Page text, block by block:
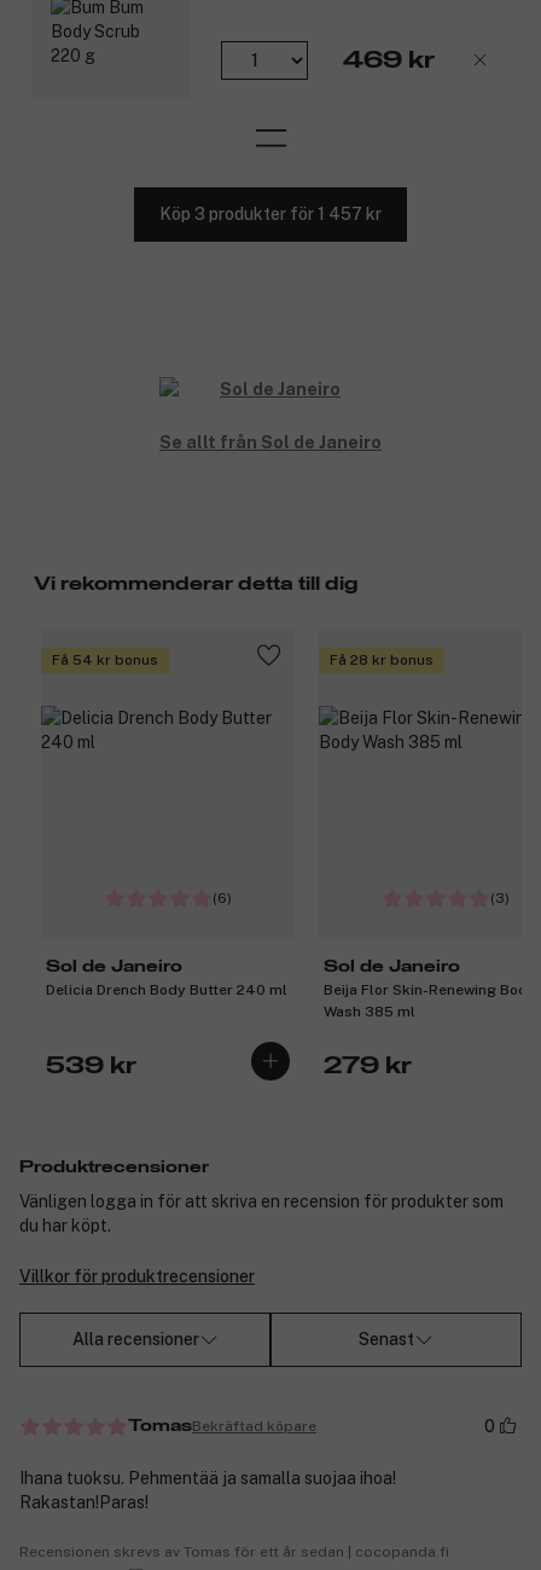
469 kr
Köp 3 produkter för 1 457 kr
Se allt från Sol de Janeiro
Vi rekommenderar detta till dig
Få 54 kr bonus
(6)
Sol de Janeiro
Delicia Drench Body Butter 240 ml
539 kr
Få 28 kr bonus
(3)
Sol de Janeiro
Beija Flor Skin-Renewing Body
Wash 385 ml
279 kr
Produktrecensioner
Vänligen logga in för att skriva en recension för produkter som
du har köpt.
Villkor för produktrecensioner
Alla recensioner Senast
TomasBekräftad köpare 0
Ihana tuoksu. Pehmentää ja samalla suojaa ihoa!
Rakastan!Paras!
Recensionen skrevs av Tomas för ett år sedan | cocopanda.fi